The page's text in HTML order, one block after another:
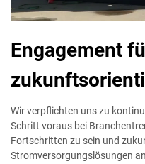
Engagement
Wir verpflichten uns zu
Schritt voraus bei
Fortschritten zu sein und
Stromversorgungslösungen